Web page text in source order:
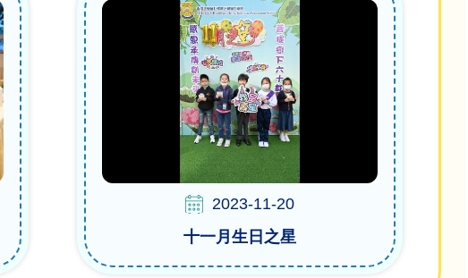
2023-11-20
十一月生日之星